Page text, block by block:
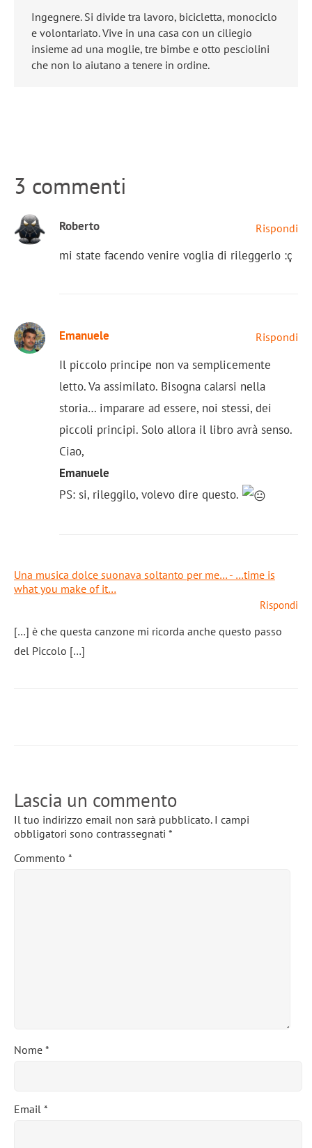
Ingegnere. Si divide tra lavoro, bicicletta, monociclo
e volontariato. Vive in una casa con un ciliegio
insieme ad una moglie, tre bimbe e otto pesciolini
che non lo aiutano a tenere in ordine.
3 commenti
Roberto Rispondi
mi state facendo venire voglia di rileggerlo :ç
Emanuele Rispondi
Il piccolo principe non va semplicemente
letto. Va assimilato. Bisogna calarsi nella
storia… imparare ad essere, noi stessi, dei
piccoli principi. Solo allora il libro avrà senso.
Ciao,
Emanuele
PS: si, rileggilo, volevo dire questo.
Una musica dolce suonava soltanto per me… - …time is
what you make of it…
Rispondi
[…] è che questa canzone mi ricorda anche questo passo
del Piccolo […]
Lascia un commento
Il tuo indirizzo email non sarà pubblicato. I campi
obbligatori sono contrassegnati *
Commento *
Nome *
Email *